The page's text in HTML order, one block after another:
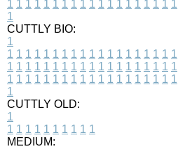
1 1 1 1 1 1 1 1 1 1 1 1 1 1 1 1 1 1 1
1
CUTTLY BIO:
1
1 1 1 1 1 1 1 1 1 1 1 1 1 1 1 1 1 1 1
1 1 1 1 1 1 1 1 1 1 1 1 1 1 1 1 1 1 1
1 1 1 1 1 1 1 1 1 1 1 1 1 1 1 1 1 1 1
1
CUTTLY OLD:
1
1 1 1 1 1 1 1 1 1 1
MEDIUM: